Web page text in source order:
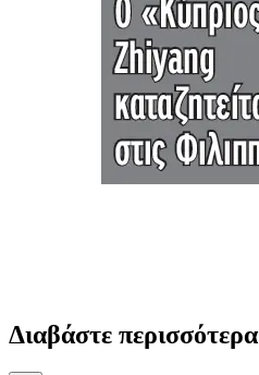
Διαβάστε περισσότερα